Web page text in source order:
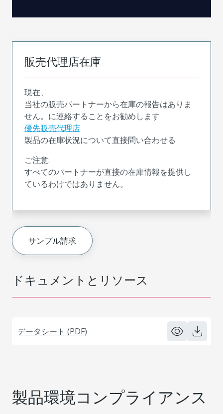
ドキュメントとリソース
データシート (PDF)
販売代理店在庫
現在、
当社の販売パートナーから在庫の報告はありま
せん。に連絡することをお勧めします
優先販売代理店
製品の在庫状況について直接問い合わせる
ご注意:
すべてのパートナーが直接の在庫情報を提供し
ているわけではありません。
サンプル請求
製品環境コンプライアンス